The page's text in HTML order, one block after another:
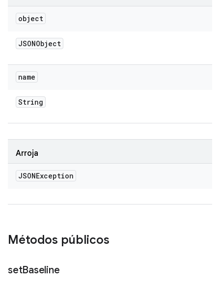
object
JSONObject
name
String
Arroja
JSONException
Métodos públicos
setBaseline